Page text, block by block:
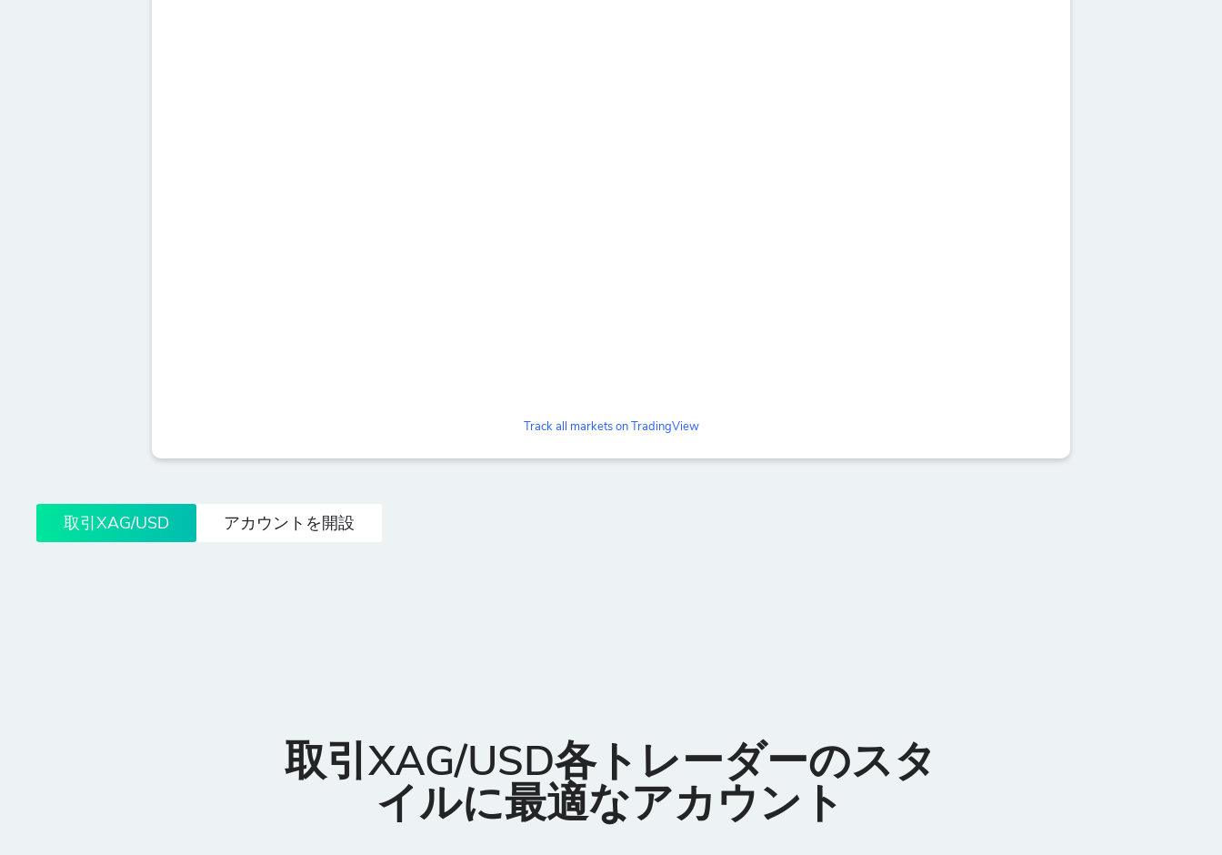
Track all markets on TradingView
取引XAG/USD アカウントを開設
取引XAG/USD各トレーダーのスタ
イルに最適なアカウント